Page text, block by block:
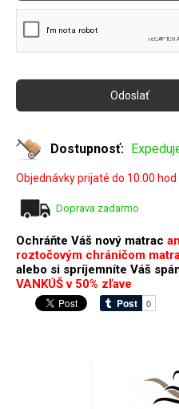
Dostupnosť:
Objednávky prijaté do 10:00
Doprava zadarmo
Ochráňte Váš nový matrac
roztočovým chráničom
alebo si spríjemníte Váš
VANKÚŠ v 50% zľave